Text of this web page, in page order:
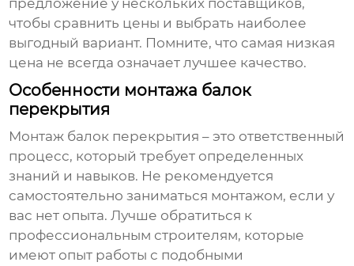
предложение у нескольких поставщиков,
чтобы сравнить цены и выбрать наиболее
выгодный вариант. Помните, что самая низкая
цена не всегда означает лучшее качество.
Особенности монтажа балок
перекрытия
Монтаж балок перекрытия – это ответственный
процесс, который требует определенных
знаний и навыков. Не рекомендуется
самостоятельно заниматься монтажом, если у
вас нет опыта. Лучше обратиться к
профессиональным строителям, которые
имеют опыт работы с подобными